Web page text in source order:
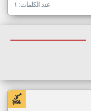
عدد الكلمات: ١